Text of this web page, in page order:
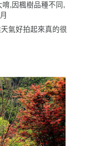
,因楓樹品種不同,
氣好拍起來真的很